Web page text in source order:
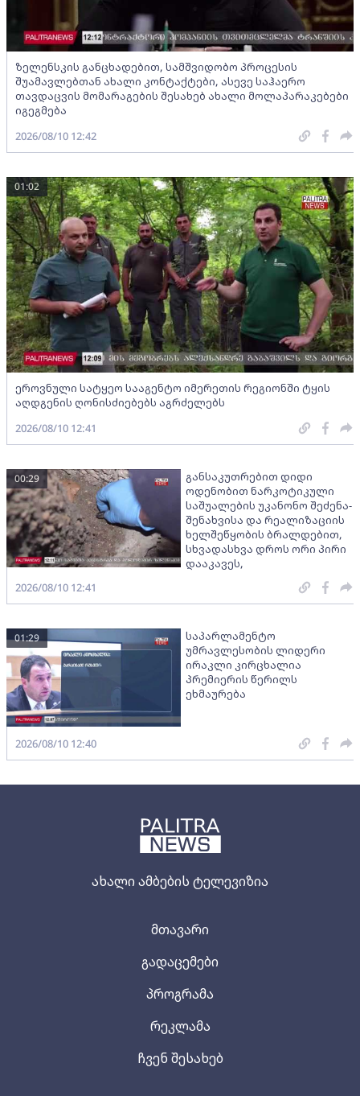
ახალი ამბების ტელევიზია
მთავარი
გადაცემები
პროგრამა
რეკლამა
ჩვენ შესახებ
ზელენსკის განცხადებით, სამშვიდობო პროცესის
შუამავლებთან ახალი კონტაქტები, ასევე საჰაერო
თავდაცვის მომარაგების შესახებ ახალი მოლაპარაკებები
იგეგმება
2026/08/10 12:42
ეროვნული სატყეო სააგენტო იმერეთის რეგიონში ტყის
აღდგენის ღონისძიებებს აგრძელებს
01:02
2026/08/10 12:41
განსაკუთრებით დიდი
ოდენობით ნარკოტიკული
საშუალების უკანონო შეძენა-
შენახვისა და რეალიზაციის
ხელშეწყობის ბრალდებით,
სხვადასხვა დროს ორი პირი
დააკავეს,
00:29
2026/08/10 12:41
საპარლამენტო
უმრავლესობის ლიდერი
ირაკლი კირცხალია
პრემიერის წერილს
ეხმაურება
01:29
2026/08/10 12:40